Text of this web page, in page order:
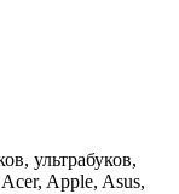
ультрабуков,
Apple, Asus,